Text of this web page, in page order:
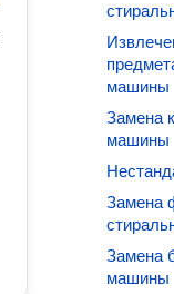
машины
Замена
машины
Замена
Замена
машины